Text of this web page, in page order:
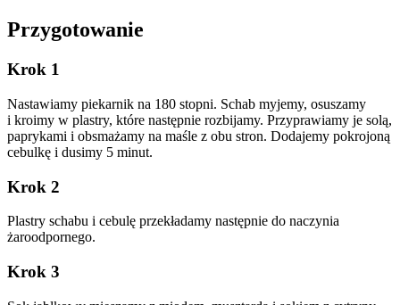
Przygotowanie
Krok 1
Nastawiamy piekarnik na 180 stopni. Schab myjemy, osuszamy
i kroimy w plastry, które następnie rozbijamy. Przyprawiamy je solą,
paprykami i obsmażamy na maśle z obu stron. Dodajemy pokrojoną
cebulkę i dusimy 5 minut.
Krok 2
Plastry schabu i cebulę przekładamy następnie do naczynia
żaroodpornego.
Krok 3